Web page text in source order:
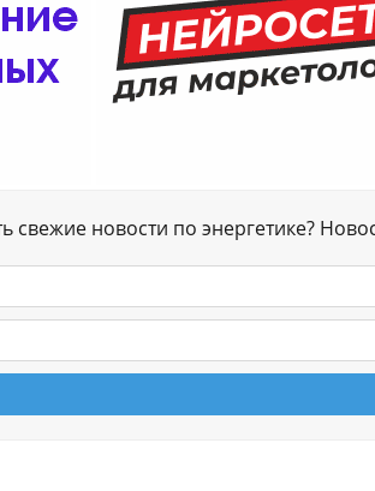
свежие новости по энергетике?